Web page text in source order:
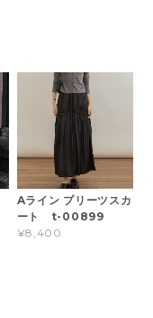
Aライン プリーツスカ
ート t-00899
¥8,400